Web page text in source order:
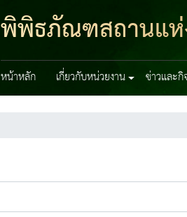
พิพิธภัณฑสถานแห่
หน้าหลัก เกี่ยวกับหน่วยงาน ข่าวและ